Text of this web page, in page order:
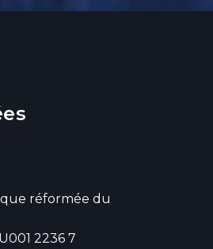
réformée du
2236 7